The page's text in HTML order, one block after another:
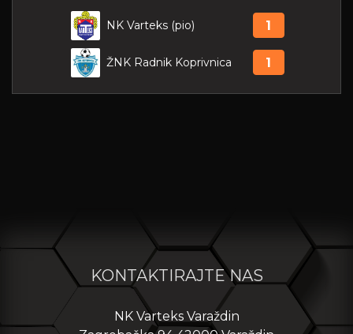
NK Varteks (pio) 1
ŽNK Radnik Koprivnica 1
KONTAKTIRAJTE NAS
NK Varteks Varaždin